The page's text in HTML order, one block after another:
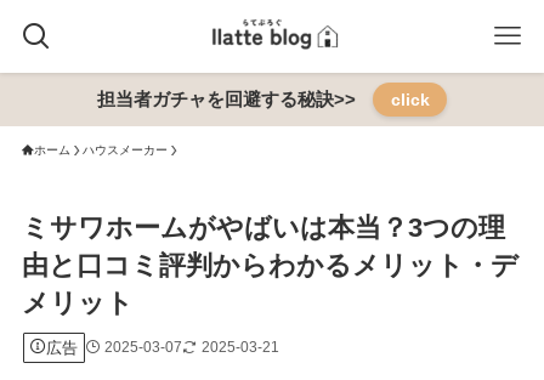
担当者ガチャを回避する秘訣>> click
ホーム ハウスメーカー
ミサワホームがやばいは本当？3つの理
由と口コミ評判からわかるメリット・デ
メリット
広告 2025-03-07 2025-03-21